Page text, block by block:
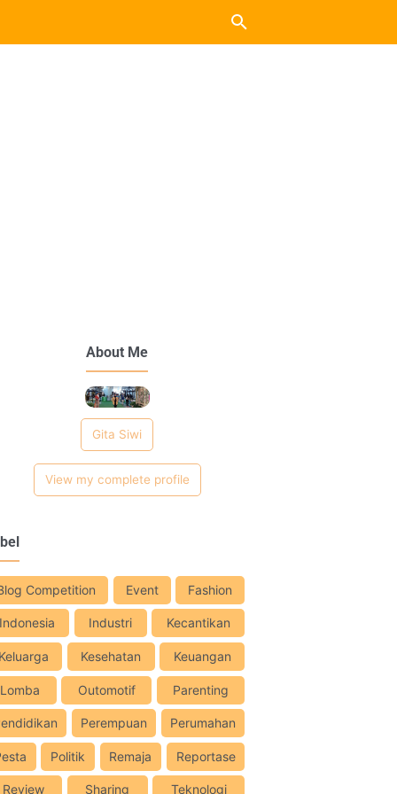
About Me
Gita Siwi
View my complete profile
Competition Event Fashion
Indonesia Industri Kecantikan
Keluarga Kesehatan Keuangan
Lomba Outomotif Parenting
Perempuan Perumahan
Politik Remaja Reportase
Review Sharing Teknologi